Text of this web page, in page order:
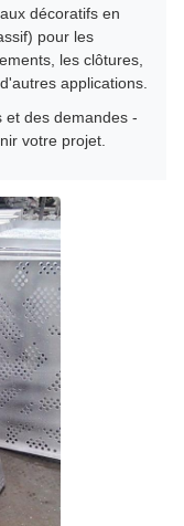
décoratifs en
pour les
les clôtures,
applications.
et des demandes -
votre projet.